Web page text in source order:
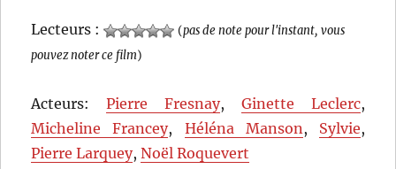
Lecteurs : (pas de note pour l'instant, vous
pouvez noter ce film)
Acteurs:Pierre Fresnay, Ginette Leclerc,
Micheline Francey, Héléna Manson, Sylvie,
Pierre Larquey,Noël Roquevert